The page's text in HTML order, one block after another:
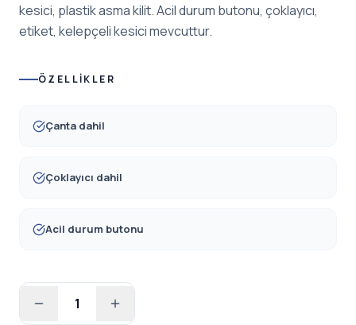
kesici, plastik asma kilit. Acil durum butonu, çoklayıcı,
etiket, kelepçeli kesici mevcuttur.
ÖZELLIKLER
Çanta dahil
Çoklayıcı dahil
Acil durum butonu
1